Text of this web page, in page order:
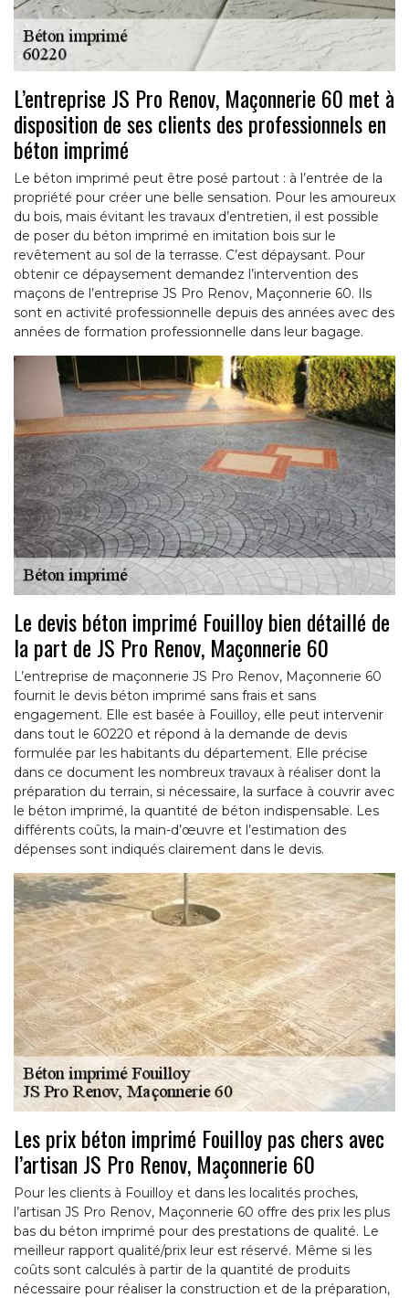
L’entreprise JS Pro Renov, Maçonnerie 60 met à
disposition de ses clients des professionnels en
béton imprimé
Le béton imprimé peut être posé partout : à l’entrée de la
propriété pour créer une belle sensation. Pour les amoureux
du bois, mais évitant les travaux d’entretien, il est possible
de poser du béton imprimé en imitation bois sur le
revêtement au sol de la terrasse. C’est dépaysant. Pour
obtenir ce dépaysement demandez l’intervention des
maçons de l’entreprise JS Pro Renov, Maçonnerie 60. Ils
sont en activité professionnelle depuis des années avec des
années de formation professionnelle dans leur bagage.
Le devis béton imprimé Fouilloy bien détaillé de
la part de JS Pro Renov, Maçonnerie 60
L’entreprise de maçonnerie JS Pro Renov, Maçonnerie 60
fournit le devis béton imprimé sans frais et sans
engagement. Elle est basée à Fouilloy, elle peut intervenir
dans tout le 60220 et répond à la demande de devis
formulée par les habitants du département. Elle précise
dans ce document les nombreux travaux à réaliser dont la
préparation du terrain, si nécessaire, la surface à couvrir avec
le béton imprimé, la quantité de béton indispensable. Les
différents coûts, la main-d’œuvre et l’estimation des
dépenses sont indiqués clairement dans le devis.
Les prix béton imprimé Fouilloy pas chers avec
l’artisan JS Pro Renov, Maçonnerie 60
Pour les clients à Fouilloy et dans les localités proches,
l’artisan JS Pro Renov, Maçonnerie 60 offre des prix les plus
bas du béton imprimé pour des prestations de qualité. Le
meilleur rapport qualité/prix leur est réservé. Même si les
coûts sont calculés à partir de la quantité de produits
nécessaire pour réaliser la construction et de la préparation,